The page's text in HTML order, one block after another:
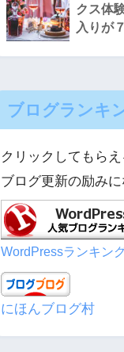
クス体
入りが
ブログランキ
クリックしてもらえ
ブログ更新の励みに
WordPressランキン
にほんブログ村